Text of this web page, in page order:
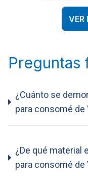
VER
Preguntas
¿Cuánto se
para consomé de
¿De qué material
para consomé de